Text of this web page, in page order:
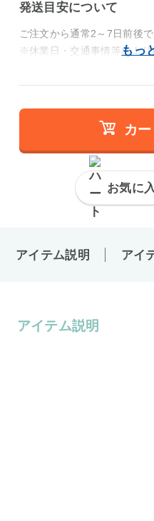
発送目安について
ご注文から通常2～7日前後
※休業日・交通事情等により
カ
お気に
アイテム説明 アイ
アイテム説明